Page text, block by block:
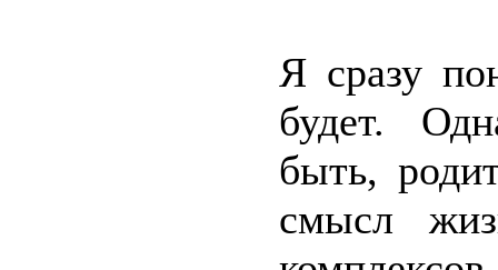
Я сразу
будет.
быть,
смысл